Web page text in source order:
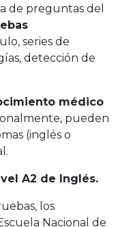
de preguntas del
series de
detección de
médico
pueden
(inglés o
A2 de Inglés.
los
Nacional de